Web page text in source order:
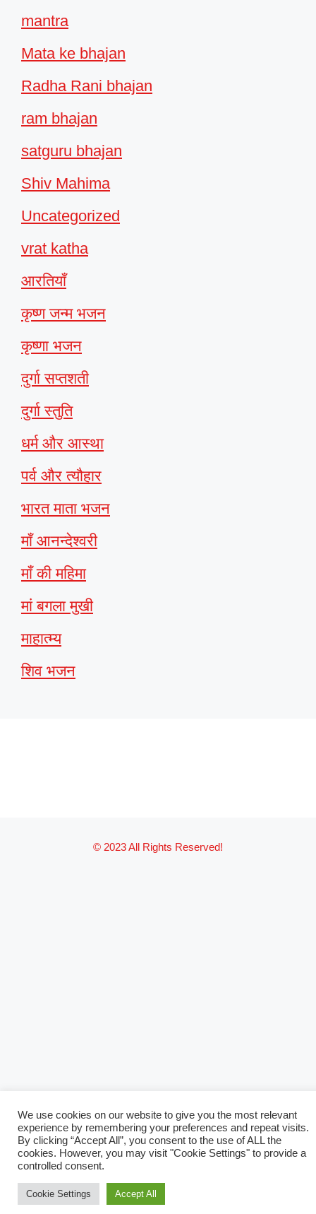
mantra
Mata ke bhajan
Radha Rani bhajan
ram bhajan
satguru bhajan
Shiv Mahima
Uncategorized
vrat katha
आरतियाँ
कृष्ण जन्म भजन
कृष्णा भजन
दुर्गा सप्तशती
दुर्गा स्तुति
धर्म और आस्था
पर्व और त्यौहार
भारत माता भजन
माँ आनन्देश्वरी
माँ की महिमा
मां बगला मुखी
माहात्म्य
शिव भजन
© 2023 All Rights Reserved!
We use cookies on our website to give you the most relevant
experience by remembering your preferences and repeat visits.
By clicking “Accept All”, you consent to the use of ALL the
cookies. However, you may visit "Cookie Settings" to provide a
controlled consent.
Cookie Settings Accept All